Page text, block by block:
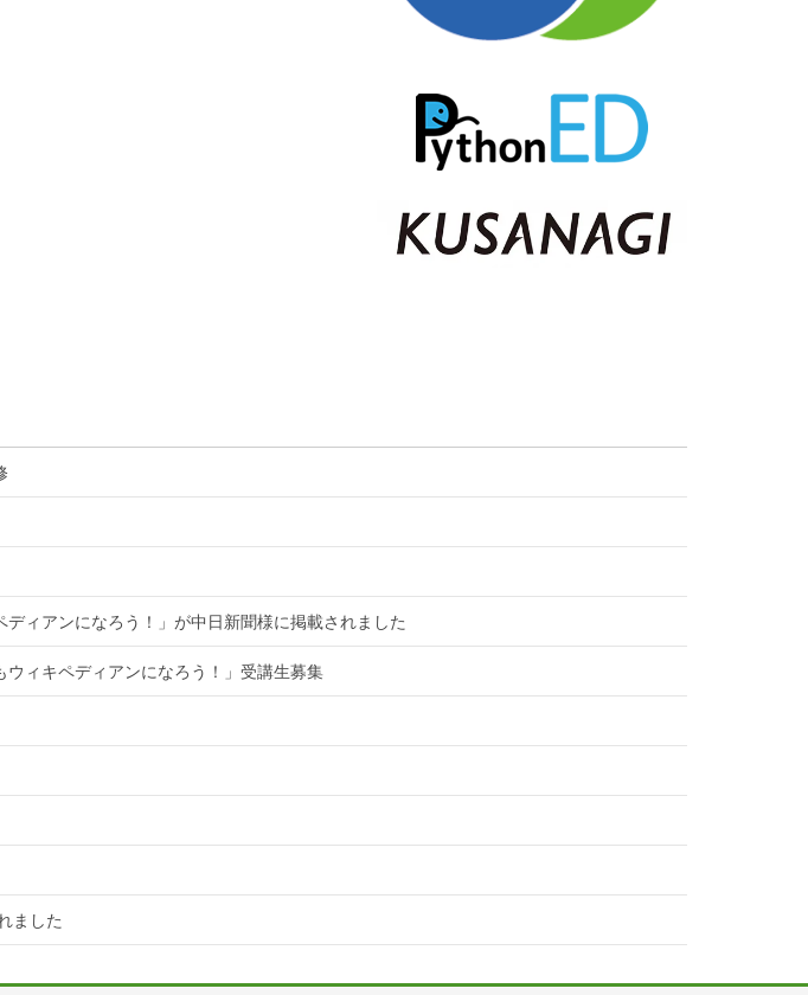
ィアンになろう！」が中日新聞様に掲載されました
ウィキペディアンになろう！」受講生募集
ました